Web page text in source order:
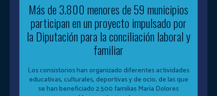
Más de 3.800 menores de 59 municipios
participan en un proyecto impulsado por
la Diputación para la conciliación laboral y
familiar
Los consistorios han organizado diferentes actividades
educativas, culturales, deportivas y de ocio, de las que
se han beneficiado 2.500 familias María Dolores